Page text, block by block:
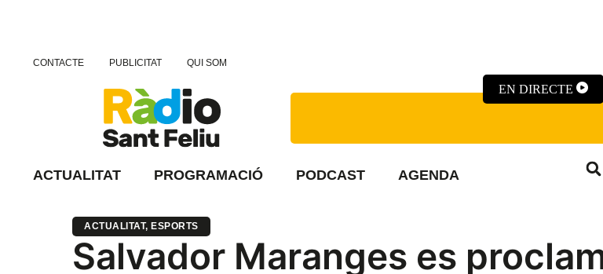
CONTACTE PUBLICITAT QUI SOM
EN DIRECTE
ACTUALITAT PROGRAMACIÓ PODCAST AGENDA
ACTUALITAT, ESPORTS
Salvador Maranges es